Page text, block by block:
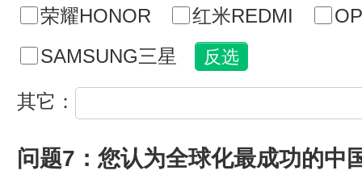
荣耀HONOR
红米REDMI
SAMSUNG三星
其它：
问题7：您认为全球化最成功的中